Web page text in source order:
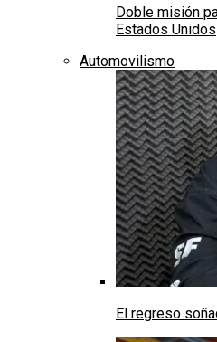
Doble misión
Estados Unidos
Automovilismo
El regreso